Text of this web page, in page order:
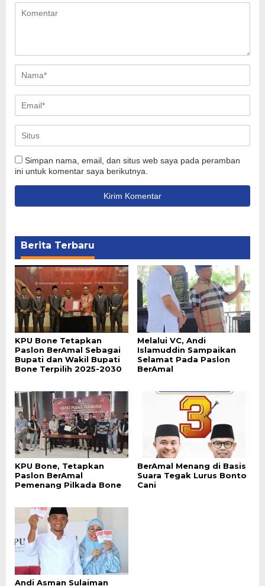
Simpan nama, email, dan situs web saya pada peramban
ini untuk komentar saya berikutnya.
Berita Terbaru
KPU Bone Tetapkan
Paslon BerAmal Sebagai
Bupati dan Wakil Bupati
Bone Terpilih 2025-2030
Melalui VC, Andi
Islamuddin Sampaikan
Selamat Pada Paslon
BerAmal
KPU Bone, Tetapkan
Paslon BerAmal
Pemenang Pilkada Bone
BerAmal Menang di Basis
Suara Tegak Lurus Bonto
Cani
Andi Asman Sulaiman